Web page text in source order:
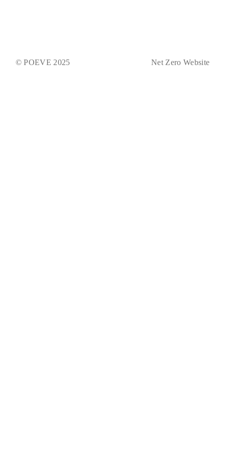
© POEVE 2025 Net Zero Website